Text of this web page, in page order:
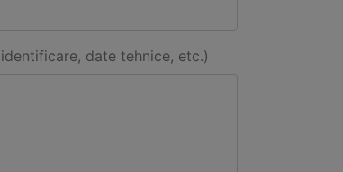
date tehnice, etc.)